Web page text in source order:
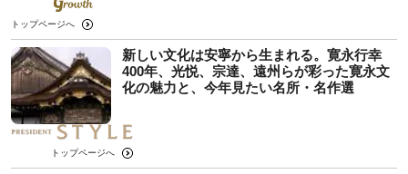
トップページへ
新しい文化は安寧から生まれる。寛永行幸
400年、光悦、宗達、遠州らが彩った寛永文
化の魅力と、今年見たい名所・名作選
トップページへ